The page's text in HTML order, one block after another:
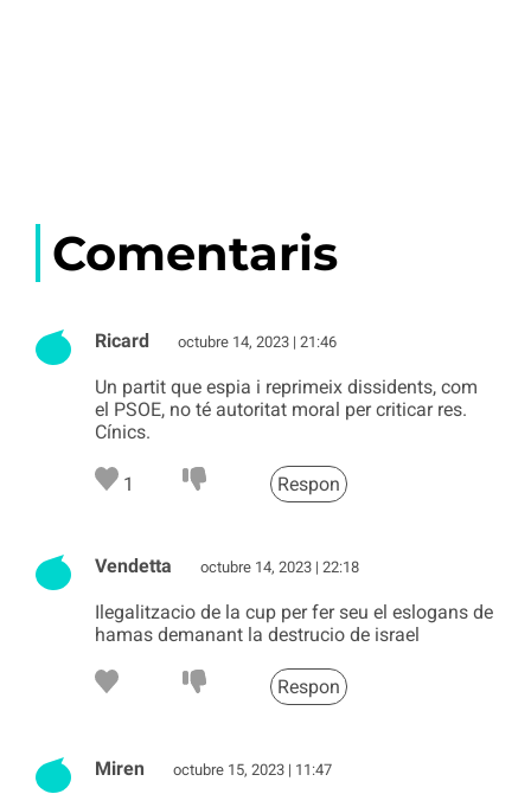
Comentaris
Ricard octubre 14, 2023 | 21:46
Un partit que espia i reprimeix dissidents, com
el PSOE, no té autoritat moral per criticar res.
Cínics.
1 Respon
Vendetta octubre 14, 2023 | 22:18
Ilegalitzacio de la cup per fer seu el eslogans de
hamas demanant la destrucio de israel
Respon
Miren octubre 15, 2023 | 11:47